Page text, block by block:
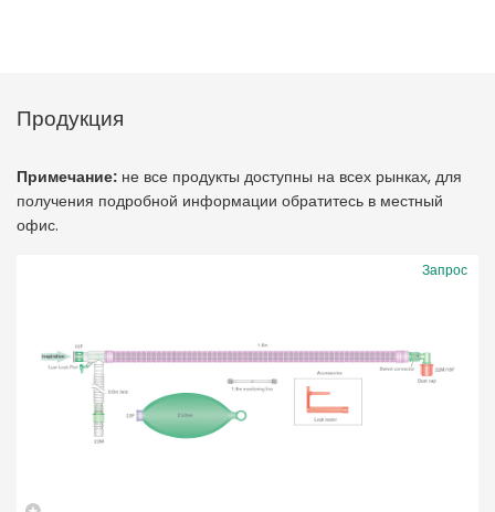
Продукция
Примечание: не все продукты доступны на всех рынках, для
получения подробной информации обратитесь в местный
офис.
Запрос